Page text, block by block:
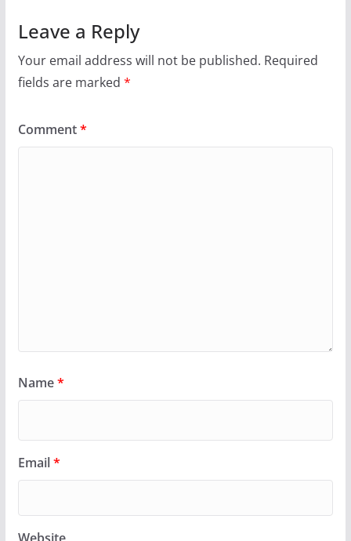
Leave a Reply
Your email address will not be published. Required
fields are marked *
Comment*
Name*
Email*